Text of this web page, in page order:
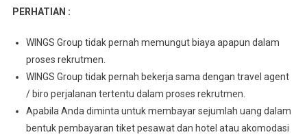
PERHATIAN :
WINGS Group tidak pernah memungut biaya apapun dalam
proses rekrutmen.
WINGS Group tidak pernah bekerja sama dengan travel agent
/ biro perjalanan tertentu dalam proses rekrutmen.
Apabila Anda diminta untuk membayar sejumlah uang dalam
bentuk pembayaran tiket pesawat dan hotel atau akomodasi